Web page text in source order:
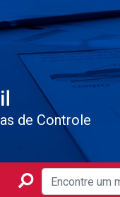
de Controle